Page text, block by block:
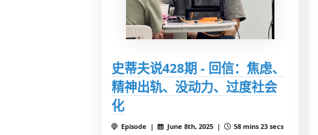
史蒂夫说428期 - 回信：焦虑、
精神出轨、没动力、过度社会
化
Episode | June 8th, 2025 |
58 mins 23 secs